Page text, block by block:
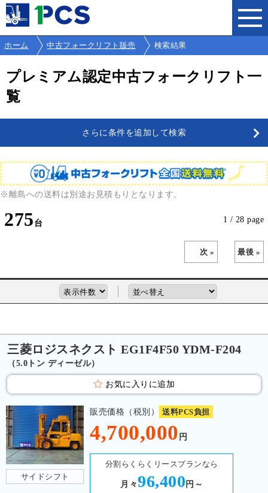
ホーム 中古フォークリフト販売 検索結果
プレミアム認定中古フォークリフト一
覧
さらに条件を追加して検索
※離島への送料は別途お見積もりとなります。
275 1 / 28 page
次 » 最後 »
三菱ロジスネクスト EG1F4F50 YDM-F204
（5.0トン ディーゼル）
お気に入りに追加
サイドシフト
販売価格（税別） 送料PCS負担
4,700,000 円
分割らくらくリースプランなら
月々96,400 円～